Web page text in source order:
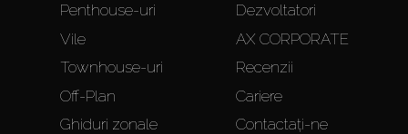
Penthouse-uri
Vile
Townhouse-uri
Off-Plan
Ghiduri zonale
Dezvoltatori
AX CORPORATE
Recenzii
Cariere
Contactați-ne